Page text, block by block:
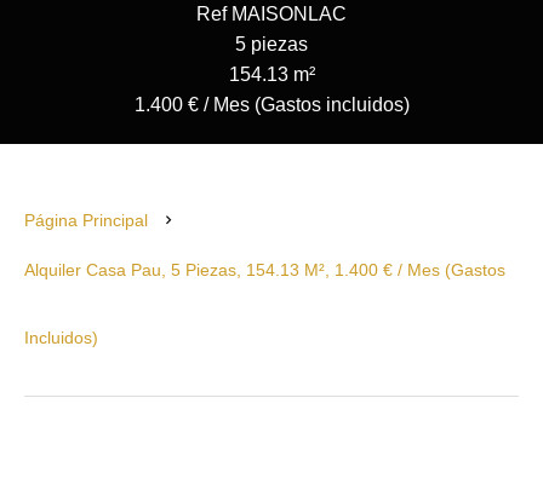
Ref MAISONLAC
5 piezas
154.13 m²
1.400 € / Mes (Gastos incluidos)
Página Principal
Alquiler Casa Pau, 5 Piezas, 154.13 M², 1.400 € / Mes (Gastos
Incluidos)